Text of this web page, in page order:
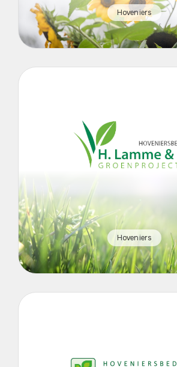
Hoveniers
Hoveniers